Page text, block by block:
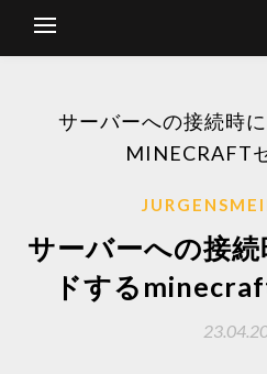
サーバーへの接続時
MINECRAFT
サーバーへの接
ドする